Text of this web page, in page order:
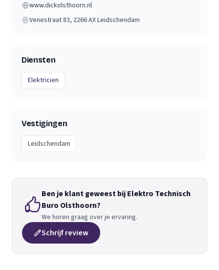
www.dickolsthoorn.nl
Venestraat 83, 2266 AXLeidschendam
Diensten
Elektricien
Vestigingen
Leidschendam
Ben je klant geweest bij Elektro Technisch
Buro Olsthoorn?
We horen graag over je ervaring.
Schrijf review